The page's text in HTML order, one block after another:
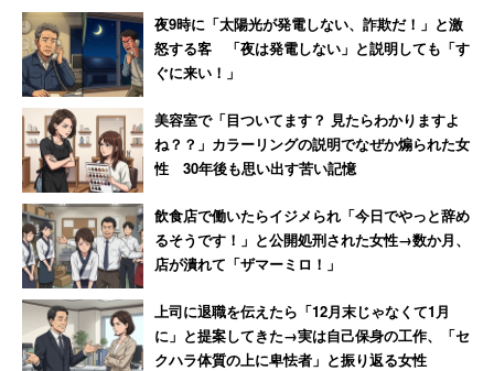
「若い社員が毎年辞めていきま
す」
て「6つあった現場は1つに」
夜9時に「太陽光が発電しない、詐欺だ！」と激
怒する客 「夜は発電しない」と説明しても「す
ぐに来い！」
美容室で「目ついてます？ 見たらわかりますよ
ね？？」カラーリングの説明でなぜか煽られた女
性 30年後も思い出す苦い記憶
飲食店で働いたらイジメられ「今日でやっと辞め
るそうです！」と公開処刑された女性→数か月、
店が潰れて「ザマーミロ！」
上司に退職を伝えたら「12月末じゃなくて1月
に」と提案してきた→実は自己保身の工作、「セ
クハラ体質の上に卑怯者」と振り返る女性